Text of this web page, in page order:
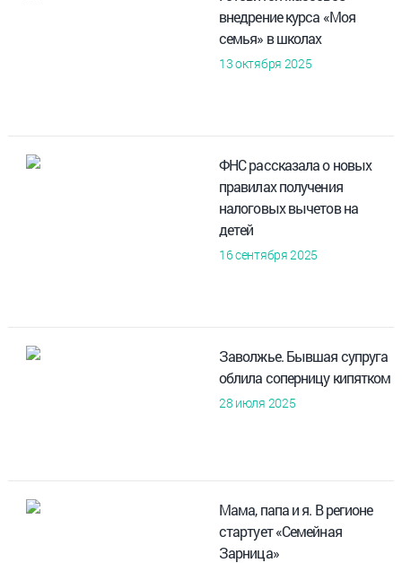
внедрение курса «Моя
семья» в школах
13 октября 2025
ФНС рассказала о новых
правилах получения
налоговых вычетов на
детей
16 сентября 2025
Заволжье. Бывшая супруга
облила соперницу кипятком
28 июля 2025
Мама, папа и я. В регионе
стартует «Семейная
Зарница»